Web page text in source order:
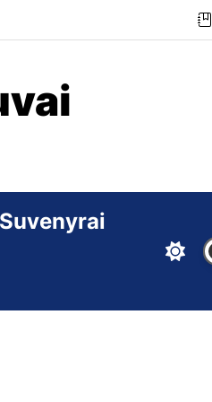
Suvenyrai